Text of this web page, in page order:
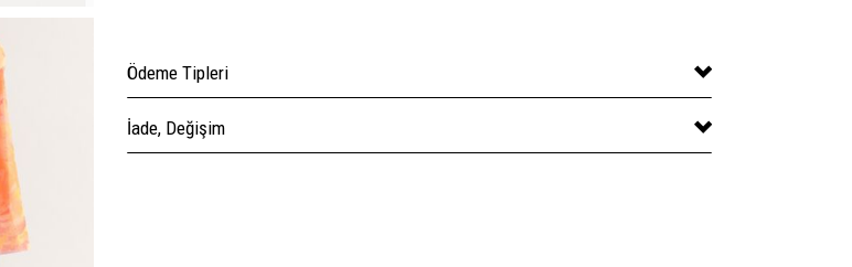
Ödeme Tipleri
İade, Değişim